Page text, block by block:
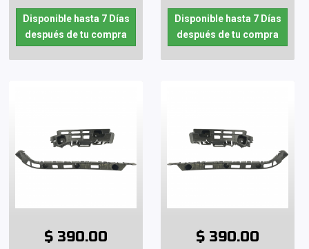
Disponible hasta 7 Días
después de tu compra
Disponible hasta 7 Días
después de tu compra
$ 390.00 $ 390.00